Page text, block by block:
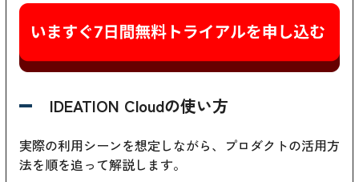
IDEATION Cloudの使い方
実際の利用シーンを想定しながら、プロダクトの活用方
法を順を追って解説します。